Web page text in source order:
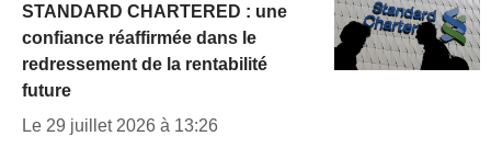
STANDARD CHARTERED : une
confiance réaffirmée dans le
redressement de la rentabilité
future
Le 29 juillet 2026 à 13:26